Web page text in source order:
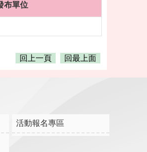
布單位
回上一頁 回最上面
活動報名專區